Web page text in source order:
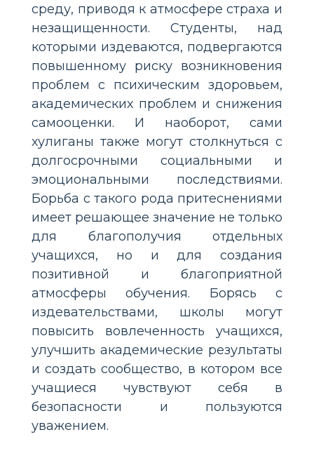
среду, приводя к атмосфере страха и
незащищенности. Студенты, над
которыми издеваются, подвергаются
повышенному риску возникновения
проблем с психическим здоровьем,
академических проблем и снижения
самооценки. И наоборот, сами
хулиганы также могут столкнуться с
долгосрочными социальными и
эмоциональными последствиями.
Борьба с такого рода притеснениями
имеет решающее значение не только
для благополучия отдельных
учащихся, но и для создания
позитивной и благоприятной
атмосферы обучения. Борясь с
издевательствами, школы могут
повысить вовлеченность учащихся,
улучшить академические результаты
и создать сообщество, в котором все
учащиеся чувствуют себя в
безопасности и пользуются
уважением.